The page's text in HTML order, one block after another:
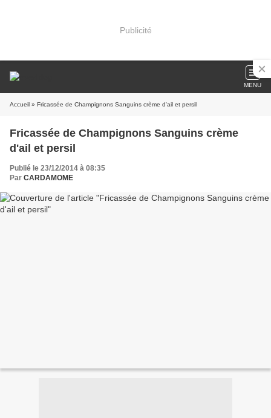
Publicité
MENU
Accueil » Fricassée de Champignons Sanguins crème d'ail et persil
Fricassée de Champignons Sanguins crème
d'ail et persil
Publié le 23/12/2014 à 08:35
Par CARDAMOME